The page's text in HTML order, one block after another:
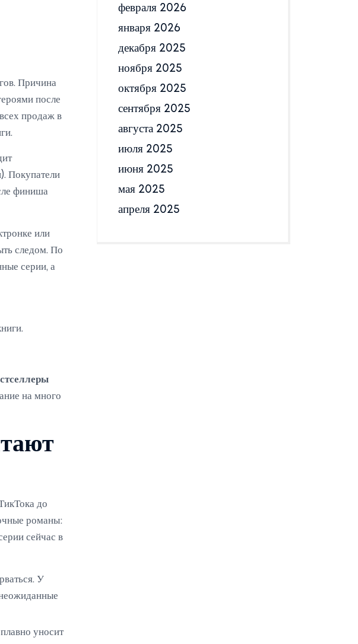
Причина
после
продаж в
Покупатели
финиша
или
следом. По
серии, а
на много
до
романы:
сейчас в
У
уносит
февраля 2026
января 2026
декабря 2025
ноября 2025
октября 2025
сентября 2025
августа 2025
июля 2025
июня 2025
мая 2025
апреля 2025